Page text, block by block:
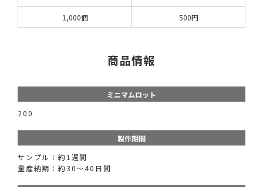
1,000個 500円
商品情報
ミニマムロット
200
製作期間
サンプル：約1週間
量産納期：約30〜40日間